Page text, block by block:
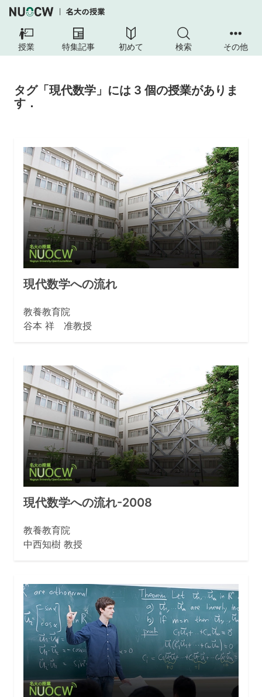
授業 特集記事 初めて 検索 その他
タグ「現代数学」には 3 個の授業がありま
す．
現代数学への流れ
教養教育院
谷本 祥 准教授
現代数学への流れ-2008
教養教育院
中西知樹 教授